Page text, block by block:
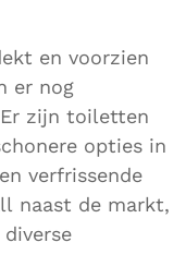
en voorzien
er nog
zijn toiletten
opties in
verfrissende
naast de markt,